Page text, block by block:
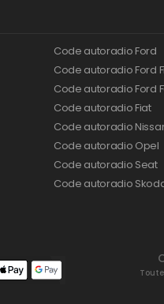
Code autoradio Ford
Code autoradio Ford
Code autoradio Ford
Code autoradio Fiat
Code autoradio
Code autoradio Opel
Code autoradio Seat
Code autoradio